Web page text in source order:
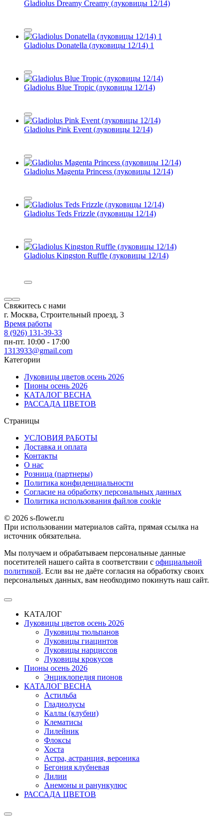
Gladiolus Dreamy Creamy (луковицы 12/14)
Gladiolus Donatella (луковицы 12/14) 1
Gladiolus Blue Tropic (луковицы 12/14)
Gladiolus Pink Event (луковицы 12/14)
Gladiolus Magenta Princess (луковицы 12/14)
Gladiolus Teds Frizzle (луковицы 12/14)
Gladiolus Kingston Ruffle (луковицы 12/14)
Свяжитесь с нами
г. Москва, Строительный проезд, 3
Время работы
8 (926) 131-39-33
пн-пт. 10:00 - 17:00
1313933@gmail.com
Категории
Луковицы цветов осень 2026
Пионы осень 2026
КАТАЛОГ ВЕСНА
РАССАДА ЦВЕТОВ
Страницы
УСЛОВИЯ РАБОТЫ
Доставка и оплата
Контакты
О наc
Розница (партнеры)
Политика конфиденциальности
Согласие на обработку персональных данных
Политика использования файлов сookie
© 2026 s-flower.ru
При использовании материалов сайта, прямая ссылка на
источник обязательна.
Мы получаем и обрабатываем персональные данные
посетителей нашего сайта в соответствии с официальной
политикой. Если вы не даёте согласия на обработку своих
персональных данных, вам необходимо покинуть наш сайт.
КАТАЛОГ
Луковицы цветов осень 2026
Луковицы тюльпанов
Луковицы гиацинтов
Луковицы нарциссов
Луковицы крокусов
Пионы осень 2026
Энциклопедия пионов
КАТАЛОГ ВЕСНА
Астильба
Гладиолусы
Каллы (клубни)
Клематисы
Лилейник
Флоксы
Хоста
Астра, астранция, вероника
Бегония клубневая
Лилии
Анемоны и ранункулюс
РАССАДА ЦВЕТОВ